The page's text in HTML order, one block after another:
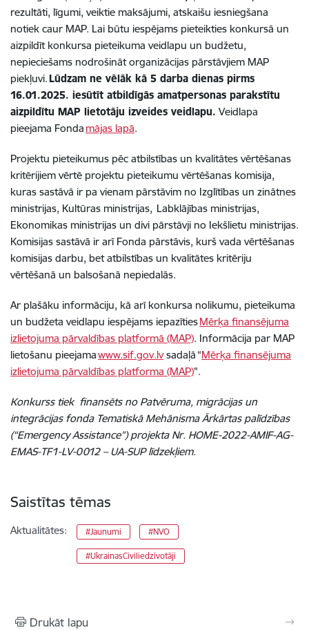
rezultāti, līgumi, veiktie maksājumi, atskaišu iesniegšana
notiek caur MAP. Lai būtu iespējams pieteikties konkursā un
aizpildīt konkursa pieteikuma veidlapu un budžetu,
nepieciešams nodrošināt organizācijas pārstāvjiem MAP
piekļuvi.Lūdzam ne vēlāk kā 5 darba dienas pirms
16.01.2025. iesūtīt atbildīgās amatpersonas parakstītu
aizpildītu MAP lietotāju izveides veidlapu. Veidlapa
pieejama Fonda mājas lapā.
Projektu pieteikumus pēc atbilstības un kvalitātes vērtēšanas
kritērijiem vērtē projektu pieteikumu vērtēšanas komisija,
kuras sastāvā ir pa vienam pārstāvim no Izglītības un zinātnes
ministrijas, Kultūras ministrijas, Labklājības ministrijas,
Ekonomikas ministrijas un divi pārstāvji no Iekšlietu ministrijas.
Komisijas sastāvā ir arī Fonda pārstāvis, kurš vada vērtēšanas
komisijas darbu, bet atbilstības un kvalitātes kritēriju
vērtēšanā un balsošanā nepiedalās.
Ar plašāku informāciju, kā arī konkursa nolikumu, pieteikuma
un budžeta veidlapu iespējams iepazītiesMērķa finansējuma
izlietojuma pārvaldības platformā (MAP). Informācija par MAP
lietošanu pieejamawww.sif.gov.lvsadaļā “Mērķa finansējuma
izlietojuma pārvaldības platforma (MAP)".
Konkurss tiek finansēts no Patvēruma, migrācijas un
integrācijas fonda Tematiskā Mehānisma Ārkārtas palīdzības
(“Emergency Assistance”) projekta Nr. HOME-2022-AMIF-AG-
EMAS-TF1-LV-0012 – UA-SUP līdzekļiem.
Saistītas tēmas
Aktualitātes: #Jaunumi #NVO
#UkrainasCiviliedzīvotāji
Drukāt lapu